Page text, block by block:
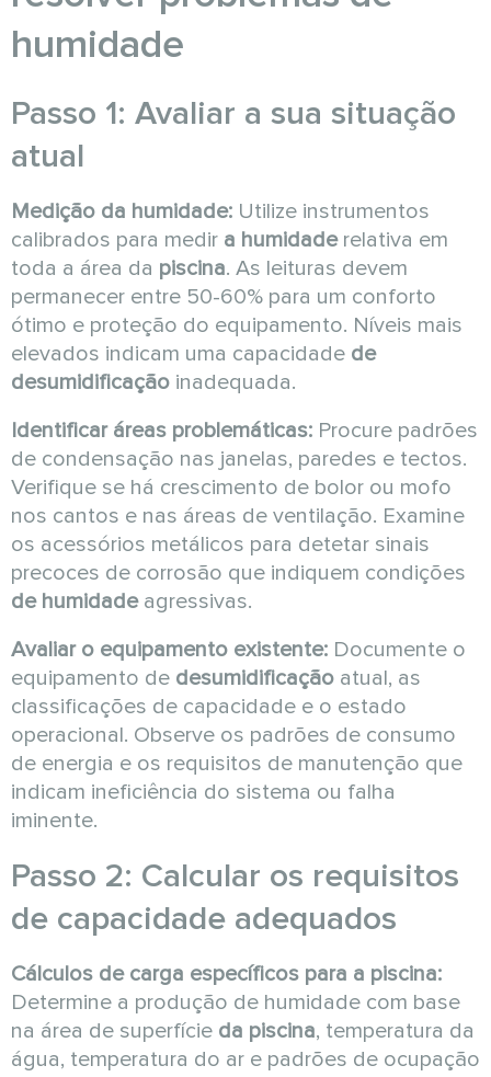
humidade
Passo 1: Avaliar a sua situação
atual
Medição da humidade: Utilize instrumentos
calibrados para medir a humidaderelativa em
toda a área da piscina. As leituras devem
permanecer entre 50-60% para um conforto
ótimo e proteção do equipamento. Níveis mais
elevados indicam uma capacidade de
desumidificação inadequada.
Identificar áreas problemáticas: Procure padrões
de condensação nas janelas, paredes e tectos.
Verifique se há crescimento de bolor ou mofo
nos cantos e nas áreas de ventilação. Examine
os acessórios metálicos para detetar sinais
precoces de corrosão que indiquem condições
de humidadeagressivas.
Avaliar o equipamento existente: Documente o
equipamento de desumidificação atual, as
classificações de capacidade e o estado
operacional. Observe os padrões de consumo
de energia e os requisitos de manutenção que
indicam ineficiência do sistema ou falha
iminente.
Passo 2: Calcular os requisitos
de capacidade adequados
Cálculos de carga específicos para a piscina:
Determine a produção de humidade com base
na área de superfície da piscina, temperatura da
água, temperatura do ar e padrões de ocupação